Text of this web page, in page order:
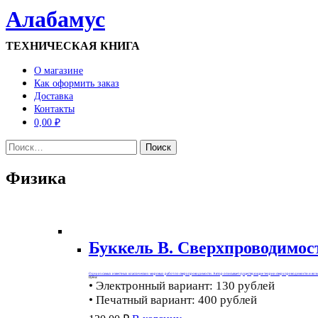
Алабамус
ТЕХНИЧЕСКАЯ КНИГА
О магазине
Как оформить заказ
Доставка
Контакты
0,00 ₽
Найти:
Физика
Буккель В.
Одна из самых известных классических мировых работ по сверхпроводимости. Автор описывает существующие теории сверхпроводимости и
Цена:
• Электронный вариант: 130 рублей
• Печатный вариант: 400 рублей